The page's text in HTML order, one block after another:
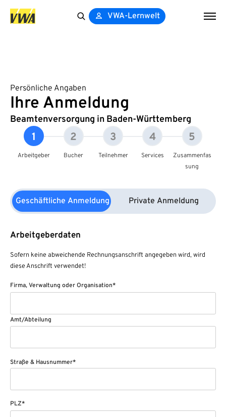
VWA-Lernwelt
Persönliche Angaben
Ihre Anmeldung
Beamtenversorgung in Baden-Württemberg
1
Arbeitgeber
2
Bucher
3
Teilnehmer
4
Services
5
Zusammenfas
sung
Geschäftliche Anmeldung Private Anmeldung
Arbeitgeberdaten
Sofern keine abweichende Rechnungsanschrift angegeben wird, wird
diese Anschrift verwendet!
Firma, Verwaltung oder Organisation*
Amt/Abteilung
Straße & Hausnummer*
PLZ*